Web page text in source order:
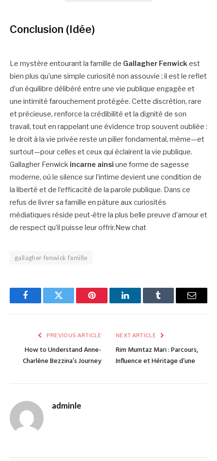
Conclusion (Idée)
Le mystère entourant la famille de Gallagher Fenwickest
bien plus qu’une simple curiosité non assouvie ; il est le reflet
d’un équilibre délibéré entre une vie publique engagée et
une intimité farouchement protégée. Cette discrétion, rare
et précieuse, renforce la crédibilité et la dignité de son
travail, tout en rappelant une évidence trop souvent oubliée :
le droit à la vie privée reste un pilier fondamental, même—et
surtout—pour celles et ceux qui éclairent la vie publique.
Gallagher Fenwick incarne ainsi une forme de sagesse
moderne, où le silence sur l’intime devient une condition de
la liberté et de l’efficacité de la parole publique. Dans ce
refus de livrer sa famille en pâture aux curiosités
médiatiques réside peut-être la plus belle preuve d’amour et
de respect qu’il puisse leur offrir.New chat
gallagher fenwick famille
FacebookTwitter Pinterest LinkedInTumblr Email
PREVIOUS ARTICLE
How to Understand Anne-
Charlène Bezzina’s Journey
NEXT ARTICLE
Rim Mumtaz Mari : Parcours,
Influence et Héritage d’une
adminle